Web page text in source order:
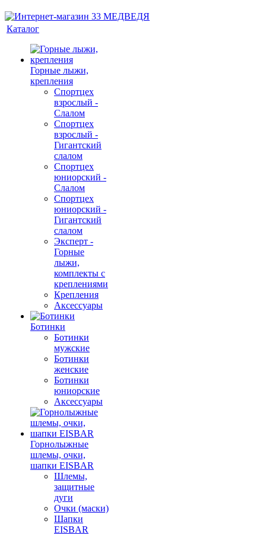
Каталог
Горные лыжи,
крепления
Спортцех
взрослый -
Слалом
Спортцех
взрослый -
Гигантский
слалом
Спортцех
юниорский -
Слалом
Спортцех
юниорский -
Гигантский
слалом
Эксперт -
Горные
лыжи,
комплекты с
креплениями
Крепления
Аксессуары
Ботинки
Ботинки
мужские
Ботинки
женские
Ботинки
юниорские
Аксессуары
Горнолыжные
шлемы, очки,
шапки EISBAR
Шлемы,
защитные
дуги
Очки (маски)
Шапки
EISBAR